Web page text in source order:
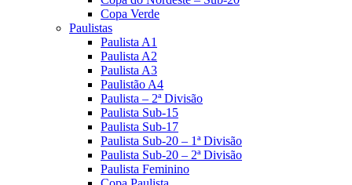
Copa Verde
Paulistas
Paulista A1
Paulista A2
Paulista A3
Paulistão A4
Paulista – 2ª Divisão
Paulista Sub-15
Paulista Sub-17
Paulista Sub-20 – 1ª Divisão
Paulista Sub-20 – 2ª Divisão
Paulista Feminino